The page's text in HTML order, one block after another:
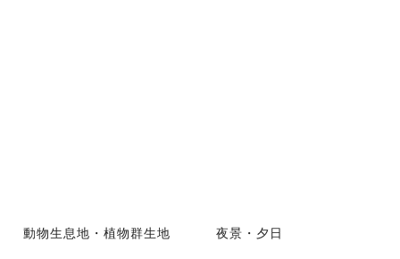
動物生息地・植物群生地 夜景・夕日